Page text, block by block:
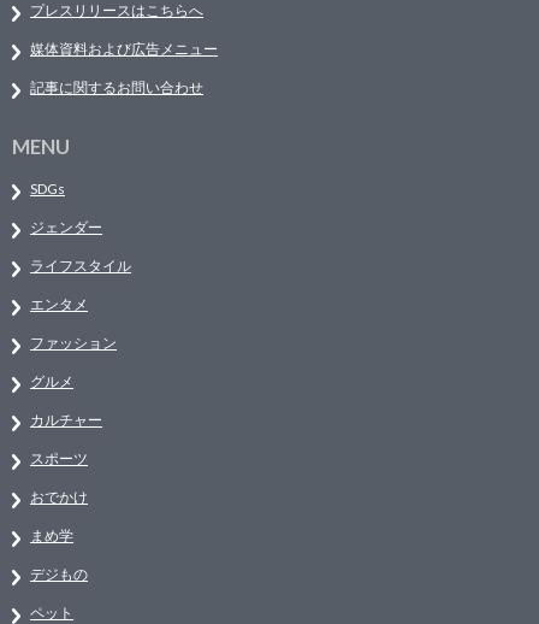
プレスリリースはこちらへ
媒体資料および広告メニュー
記事に関するお問い合わせ
MENU
SDGs
ジェンダー
ライフスタイル
エンタメ
ファッション
グルメ
カルチャー
スポーツ
おでかけ
まめ学
デジもの
ペット